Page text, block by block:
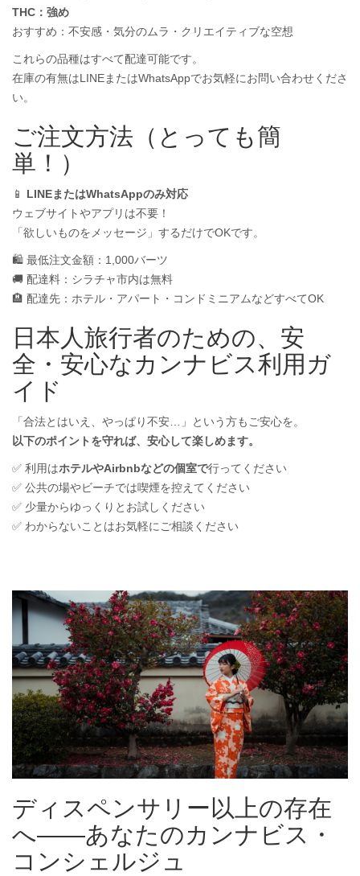
THC：強め
おすすめ：不安感・気分のムラ・クリエイティブな空想
これらの品種はすべて配達可能です。
在庫の有無はLINEまたはWhatsAppでお気軽にお問い合わせくださ
い。
ご注文方法（とっても簡
単！）
📱 LINEまたはWhatsAppのみ対応
ウェブサイトやアプリは不要！
「欲しいものをメッセージ」するだけでOKです。
🛍️ 最低注文金額：1,000バーツ
🚚 配達料：シラチャ市内は無料
🏨 配達先：ホテル・アパート・コンドミニアムなどすべてOK
日本人旅行者のための、安
全・安心なカンナビス利用ガ
イド
「合法とはいえ、やっぱり不安…」という方もご安心を。
以下のポイントを守れば、安心して楽しめます。
✅ 利用はホテルやAirbnbなどの個室で行ってください
✅ 公共の場やビーチでは喫煙を控えてください
✅ 少量からゆっくりとお試しください
✅ わからないことはお気軽にご相談ください
ディスペンサリー以上の存在
へ——あなたのカンナビス・
コンシェルジュ